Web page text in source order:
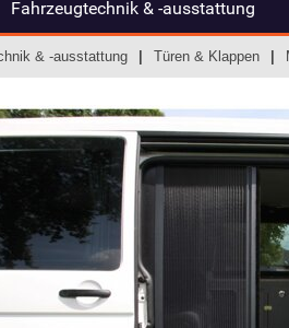
Fahrzeugtechnik & -ausstattung
& -ausstattung Türen & Klappen